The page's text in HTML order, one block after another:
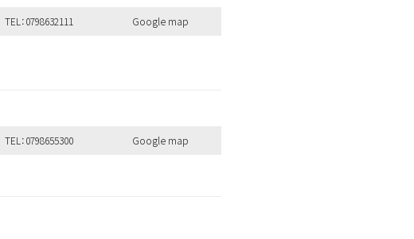
TEL：0798632111 Google map
TEL：0798655300 Google map